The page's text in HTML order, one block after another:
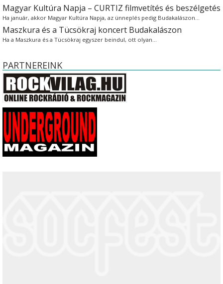
Magyar Kultúra Napja – CURTIZ filmvetítés és beszélgetés
Ha január, akkor Magyar Kultúra Napja, az ünneplés pedig Budakalászon…
Maszkura és a Tücsökraj koncert Budakalászon
Ha a Maszkura és a Tücsökraj egyszer beindul, ott olyan…
PARTNEREINK